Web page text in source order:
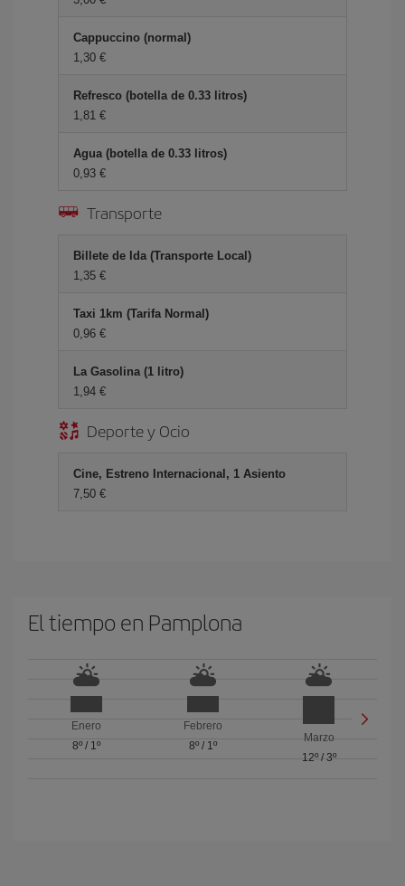
Cappuccino (normal)
1,30 €
Refresco (botella de 0.33 litros)
1,81 €
Agua (botella de 0.33 litros)
0,93 €
Transporte
Billete de Ida (Transporte Local)
1,35 €
Taxi 1km (Tarifa Normal)
0,96 €
La Gasolina (1 litro)
1,94 €
Deporte y Ocio
Cine, Estreno Internacional, 1 Asiento
7,50 €
El tiempo en Pamplona
Enero
8º/ 1º
Febrero
8º/ 1º
Marzo
12º/ 3º